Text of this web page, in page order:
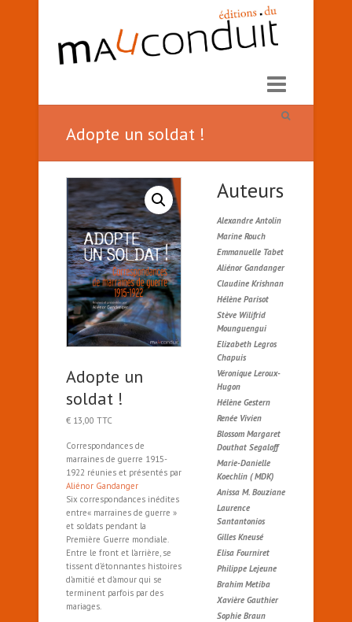
Adopte un soldat !
Adopte un
soldat !
€ 13,00 TTC
Correspondances de
marraines de guerre 1915-
1922 réunies et présentés par
Aliénor Gandanger
Six correspondances inédites
entre« marraines de guerre »
et soldats pendant la
Première Guerre mondiale.
Entre le front et l’arrière, se
tissent d’étonnantes histoires
d’amitié et d’amour qui se
terminent parfois par des
mariages.
Auteurs
Alexandre Antolin
Marine Rouch
Emmanuelle Tabet
Aliénor Gandanger
Claudine Krishnan
Hélène Parisot
Stève Wilifrid
Mounguengui
Elizabeth Legros
Chapuis
Véronique Leroux-
Hugon
Hélène Gestern
Renée Vivien
Blossom Margaret
Douthat Segaloff
Marie-Danielle
Koechlin ( MDK)
Anissa M. Bouziane
Laurence
Santantonios
Gilles Kneusé
Elisa Fourniret
Philippe Lejeune
Brahim Metiba
Xavière Gauthier
Sophie Braun